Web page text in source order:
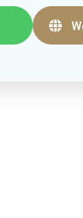
（抜毛症）